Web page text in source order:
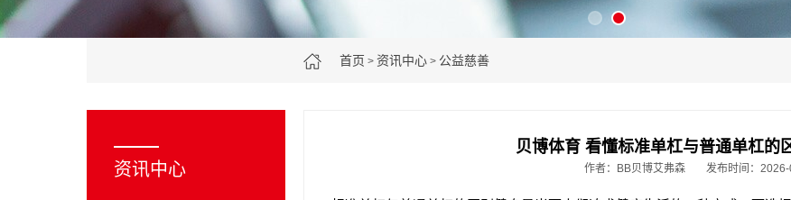
首页 >资讯中心 > 公益慈善
资讯中心
贝博体育 看懂标准单杠与普通单杠的
作者：BB贝博艾弗森 发布时间：